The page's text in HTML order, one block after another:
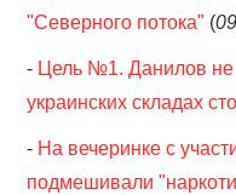
"Северного потока" (
- Цель №1. Данилов не
украинских складах
- На вечеринке с
подмешивали